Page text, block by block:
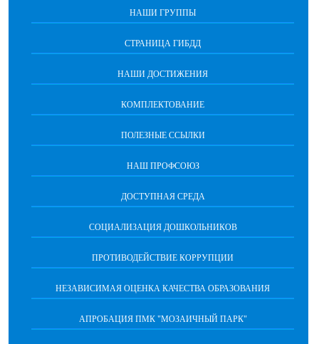
НАШИ ГРУППЫ
СТРАНИЦА ГИБДД
НАШИ ДОСТИЖЕНИЯ
КОМПЛЕКТОВАНИЕ
ПОЛЕЗНЫЕ ССЫЛКИ
НАШ ПРОФСОЮЗ
ДОСТУПНАЯ СРЕДА
СОЦИАЛИЗАЦИЯ ДОШКОЛЬНИКОВ
ПРОТИВОДЕЙСТВИЕ КОРРУПЦИИ
НЕЗАВИСИМАЯ ОЦЕНКА КАЧЕСТВА ОБРАЗОВАНИЯ
АПРОБАЦИЯ ПМК "МОЗАИЧНЫЙ ПАРК"